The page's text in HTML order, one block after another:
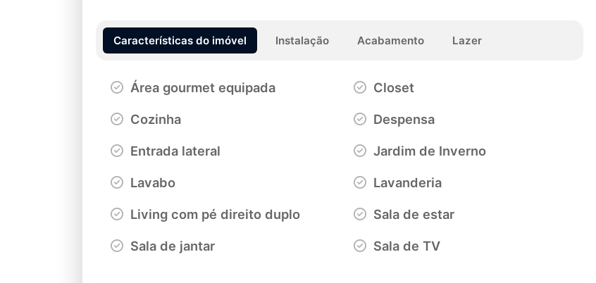
Características do imóvel Instalação Acabamento Lazer
Área gourmet equipada Closet
Cozinha Despensa
Entrada lateral Jardim de Inverno
Lavabo Lavanderia
Living com pé direito duplo Sala de estar
Sala de jantar Sala de TV